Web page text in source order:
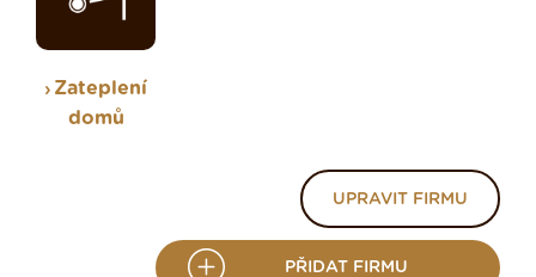
Zateplení
domů
UPRAVIT FIRMU
PŘIDAT FIRMU